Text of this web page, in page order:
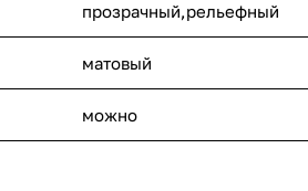
прозрачный,рельефный
матовый
можно